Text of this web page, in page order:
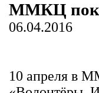
ММКЦ
06.04.2016
10 апреля в